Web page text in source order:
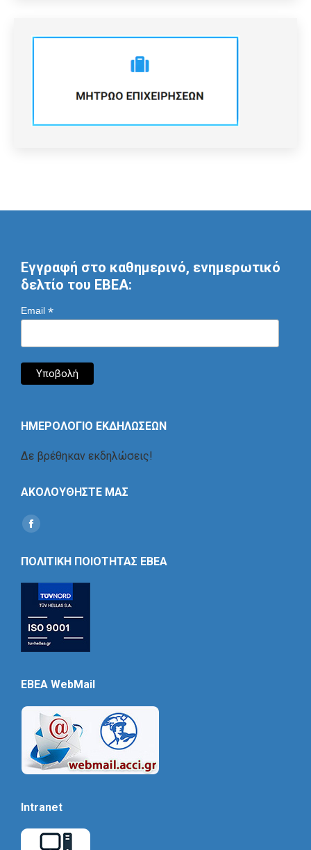
Εγγραφή στο καθημερινό, ενημερωτικό
δελτίο του ΕΒΕΑ:
Email *
ΗΜΕΡΟΛΟΓΙΟ ΕΚΔΗΛΩΣΕΩΝ
Δε βρέθηκαν εκδηλώσεις!
ΑΚΟΛΟΥΘΗΣΤΕ ΜΑΣ
Find us on:
Social
ΠΟΛΙΤΙΚΗ ΠΟΙΟΤΗΤΑΣ ΕΒΕΑ
EBEA WebMail
Intranet